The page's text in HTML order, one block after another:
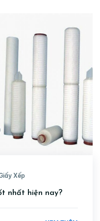
Xếp
nhất hiện nay?